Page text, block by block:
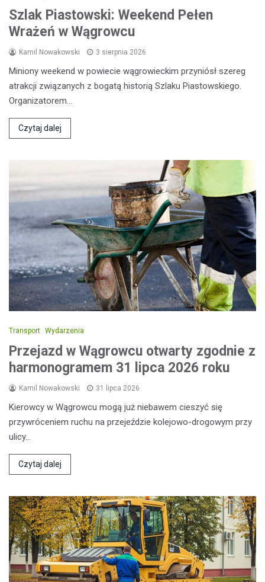
Szlak Piastowski: Weekend Pełen
Wrażeń w Wągrowcu
Kamil Nowakowski 3 sierpnia 2026
Miniony weekend w powiecie wągrowieckim przyniósł szereg
atrakcji związanych z bogatą historią Szlaku Piastowskiego.
Organizatorem…
Czytaj dalej
Transport Wydarzenia
Przejazd w Wągrowcu otwarty zgodnie z
harmonogramem 31 lipca 2026 roku
Kamil Nowakowski 31 lipca 2026
Kierowcy w Wągrowcu mogą już niebawem cieszyć się
przywróceniem ruchu na przejeździe kolejowo-drogowym przy
ulicy…
Czytaj dalej